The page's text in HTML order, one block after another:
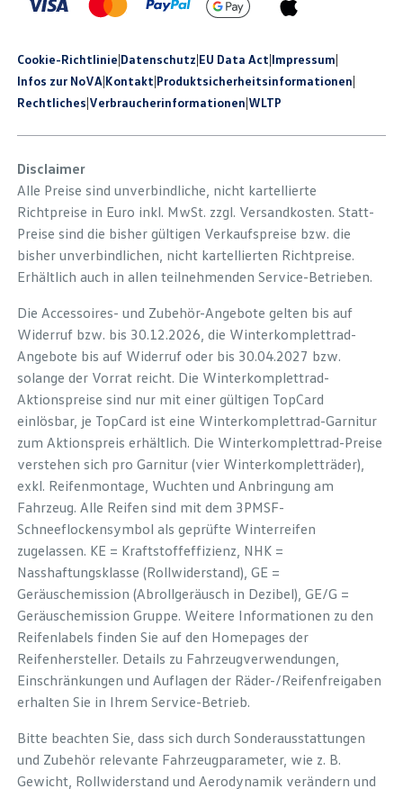
Cookie-Richtlinie|Datenschutz|EU Data Act|Impressum|
Infos zur NoVA|Kontakt|Produkt­sicherheits­informationen|
Rechtliches|Verbraucherinformationen|WLTP
Disclaimer
Alle Preise sind unverbindliche, nicht kartellierte
Richtpreise in Euro inkl. MwSt. zzgl. Versandkosten. Statt-
Preise sind die bisher gültigen Verkaufspreise bzw. die
bisher unverbindlichen, nicht kartellierten Richtpreise.
Erhältlich auch in allen teilnehmenden Service-Betrieben.
Die Accessoires- und Zubehör-Angebote gelten bis auf
Widerruf bzw. bis 30.12.2026, die Winterkomplettrad-
Angebote bis auf Widerruf oder bis 30.04.2027 bzw.
solange der Vorrat reicht. Die Winterkomplettrad-
Aktionspreise sind nur mit einer gültigen TopCard
einlösbar, je TopCard ist eine Winterkomplettrad-Garnitur
zum Aktionspreis erhältlich. Die Winterkomplettrad-Preise
verstehen sich pro Garnitur (vier Winterkompletträder),
exkl. Reifenmontage, Wuchten und Anbringung am
Fahrzeug. Alle Reifen sind mit dem 3PMSF-
Schneeflockensymbol als geprüfte Winterreifen
zugelassen. KE = Kraftstoffeffizienz, NHK =
Nasshaftungsklasse (Rollwiderstand), GE =
Geräuschemission (Abrollgeräusch in Dezibel), GE/G =
Geräuschemission Gruppe. Weitere Informationen zu den
Reifenlabels finden Sie auf den Homepages der
Reifenhersteller. Details zu Fahrzeugverwendungen,
Einschränkungen und Auflagen der Räder-/Reifenfreigaben
erhalten Sie in Ihrem Service-Betrieb.
Bitte beachten Sie, dass sich durch Sonderausstattungen
und Zubehör relevante Fahrzeugparameter, wie z. B.
Gewicht, Rollwiderstand und Aerodynamik verändern und